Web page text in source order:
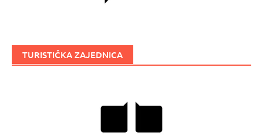
TURISTIČKA ZAJEDNICA